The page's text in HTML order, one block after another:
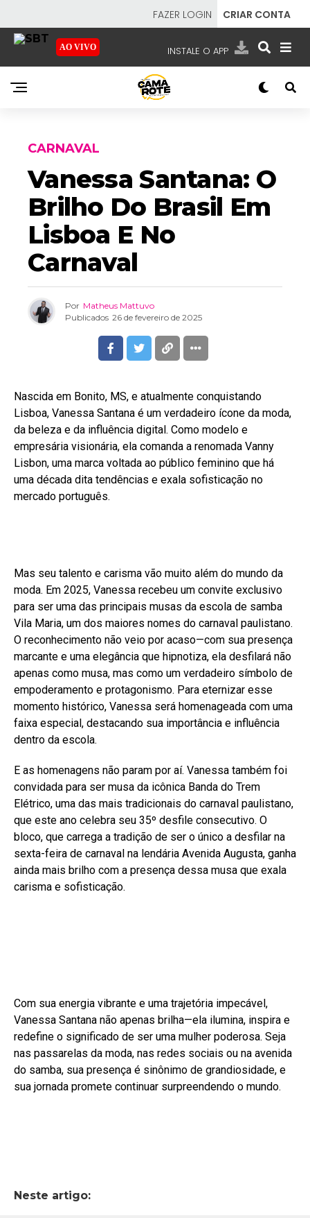
FAZER LOGIN CRIAR CONTA
AO VIVO INSTALE O APP
EMISSORAS
SBT - SISTEMA BRASILEIRO DE TELEVISÃO
CARNAVAL
Vanessa Santana: O
Brilho Do Brasil Em
Lisboa E No
Carnaval
Por Matheus Mattuvo
Publicados 26 de fevereiro de 2025
Nascida em Bonito, MS, e atualmente conquistando
Lisboa, Vanessa Santana é um verdadeiro ícone da moda,
da beleza e da influência digital. Como modelo e
empresária visionária, ela comanda a renomada Vanny
Lisbon, uma marca voltada ao público feminino que há
uma década dita tendências e exala sofisticação no
mercado português.
Mas seu talento e carisma vão muito além do mundo da
moda. Em 2025, Vanessa recebeu um convite exclusivo
para ser uma das principais musas da escola de samba
Vila Maria, um dos maiores nomes do carnaval paulistano.
O reconhecimento não veio por acaso—com sua presença
marcante e uma elegância que hipnotiza, ela desfilará não
apenas como musa, mas como um verdadeiro símbolo de
empoderamento e protagonismo. Para eternizar esse
momento histórico, Vanessa será homenageada com uma
faixa especial, destacando sua importância e influência
dentro da escola.
E as homenagens não param por aí. Vanessa também foi
convidada para ser musa da icônica Banda do Trem
Elétrico, uma das mais tradicionais do carnaval paulistano,
que este ano celebra seu 35º desfile consecutivo. O
bloco, que carrega a tradição de ser o único a desfilar na
sexta-feira de carnaval na lendária Avenida Augusta, ganha
ainda mais brilho com a presença dessa musa que exala
carisma e sofisticação.
Com sua energia vibrante e uma trajetória impecável,
Vanessa Santana não apenas brilha—ela ilumina, inspira e
redefine o significado de ser uma mulher poderosa. Seja
nas passarelas da moda, nas redes sociais ou na avenida
do samba, sua presença é sinônimo de grandiosidade, e
sua jornada promete continuar surpreendendo o mundo.
Neste artigo: